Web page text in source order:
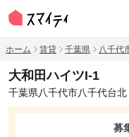
ホーム 賃貸 千葉県 八千代
大和田ハイツI-1
千葉県八千代市八千代台北
募